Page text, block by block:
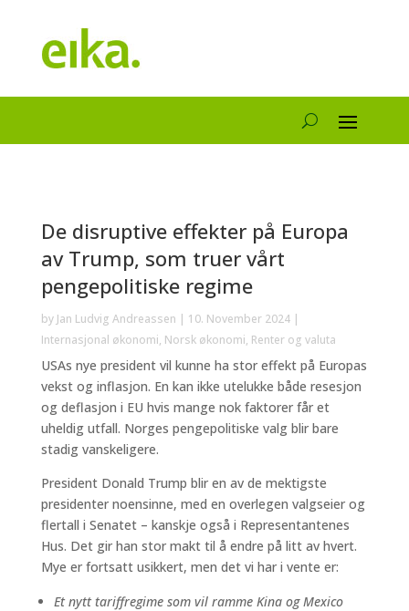
De disruptive effekter på Europa
av Trump, som truer vårt
pengepolitiske regime
by Jan Ludvig Andreassen | 10. November 2024|
Internasjonal økonomi, Norsk økonomi, Renter og valuta
USAs nye president vil kunne ha stor effekt på Europas
vekst og inflasjon. En kan ikke utelukke både resesjon
og deflasjon i EU hvis mange nok faktorer får et
uheldig utfall. Norges pengepolitiske valg blir bare
stadig vanskeligere.
President Donald Trump blir en av de mektigste
presidenter noensinne, med en overlegen valgseier og
flertall i Senatet – kanskje også i Representantenes
Hus. Det gir han stor makt til å endre på litt av hvert.
Mye er fortsatt usikkert, men det vi har i vente er:
Et nytt tariffregime som vil ramme Kina og Mexico